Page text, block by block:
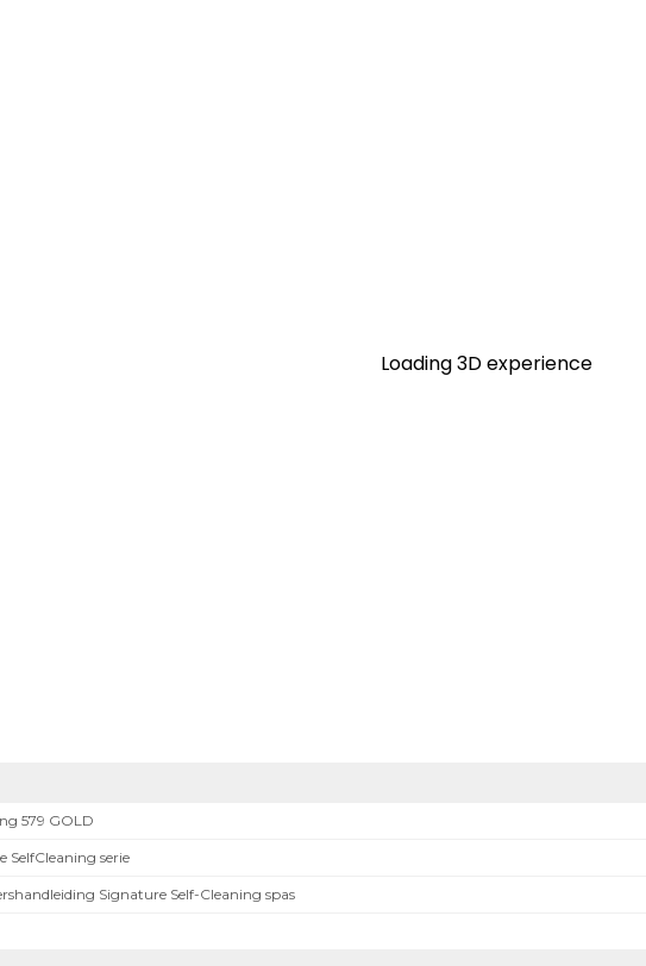
579 GOLD
SelfCleaning serie
Signature Self-Cleaning spas